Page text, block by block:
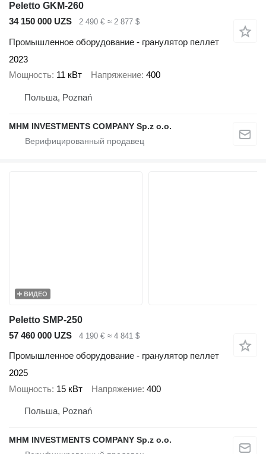
Peletto GKM-260
34 150 000 UZS
2 490 € ≈ 2 877 $
Промышленное оборудование - гранулятор пеллет
2023
Мощность 11 кВт Напряжение 400
Польша, Poznań
MHM INVESTMENTS COMPANY Sp.z o.o.
ВИДЕО
Peletto SMP-250
57 460 000 UZS
4 190 € ≈ 4 841 $
Промышленное оборудование - гранулятор пеллет
2025
Мощность 15 кВт Напряжение 400
Польша, Poznań
MHM INVESTMENTS COMPANY Sp.z o.o.